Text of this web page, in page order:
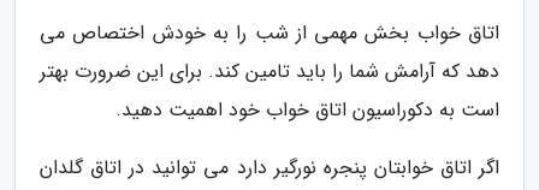
اتاق خواب بخش مهمی از شب را به خودش اختصاص می
دهد که آرامش شما را باید تامین کند. برای این ضرورت بهتر
است به دکوراسیون اتاق خواب خود اهمیت دهید.
اگر اتاق خوابتان پنجره نورگیر دارد می توانید در اتاق گلدان